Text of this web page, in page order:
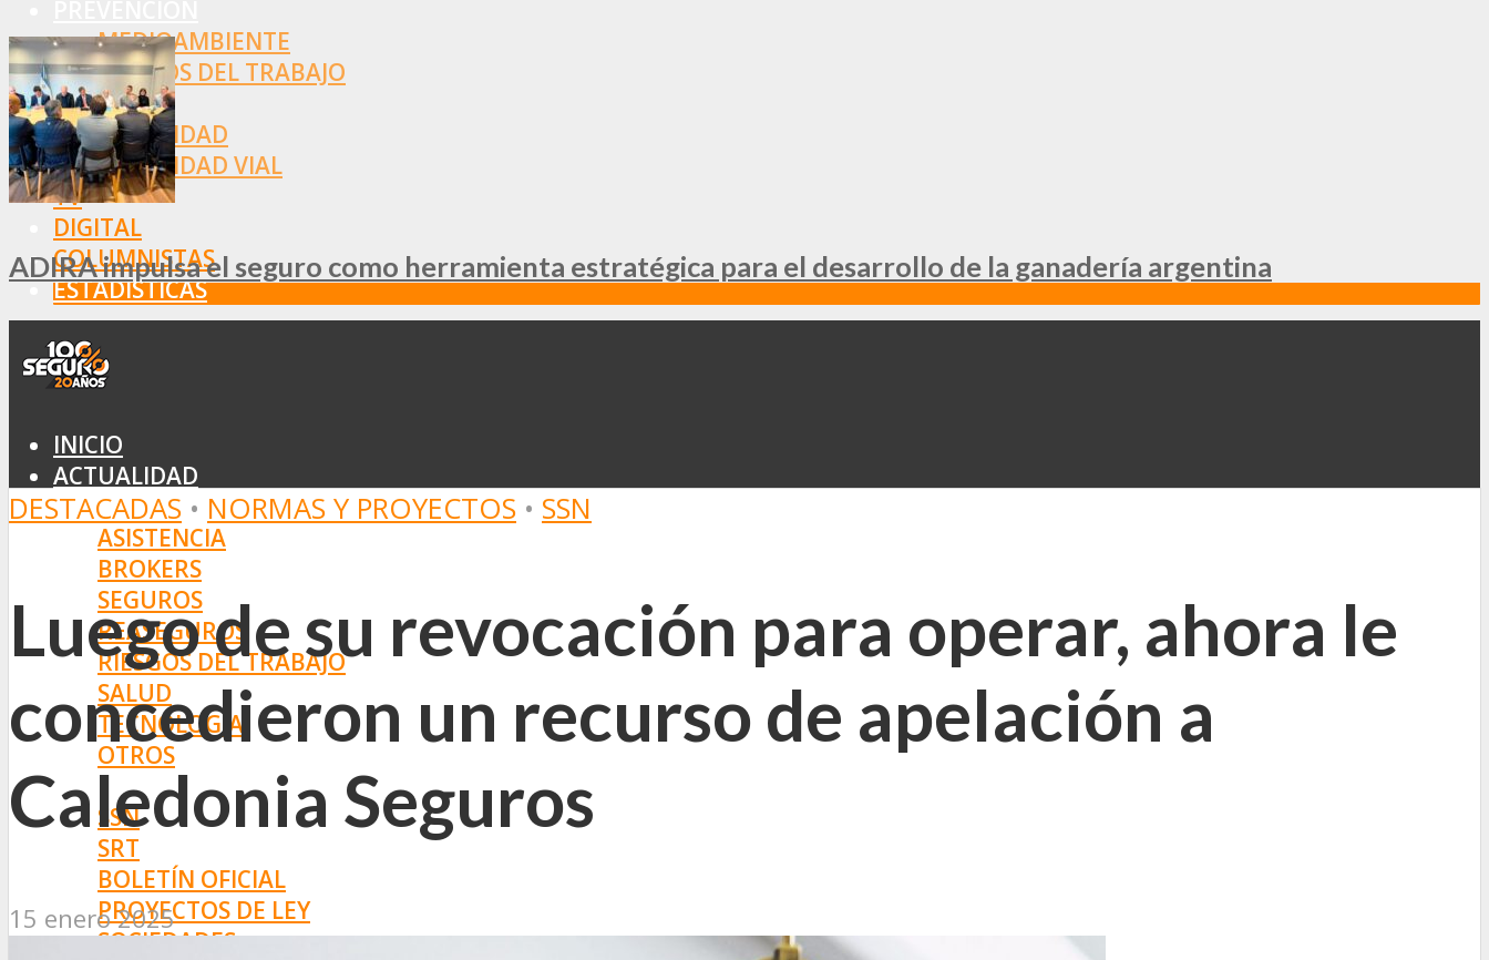
MEDIOAMBIENTE
RIESGOS DEL TRABAJO
SALUD
SEGURIDAD
SEGURIDAD VIAL
TV
DIGITAL
COLUMNISTAS
ESTADÍSTICAS
ADIRA impulsa el seguro como herramienta estratégica para el desarrollo de la ganadería argentina
INICIO
ACTUALIDAD
MERCADO
ASISTENCIA
BROKERS
SEGUROS
REASEGUROS
RIESGOS DEL TRABAJO
SALUD
TECNOLOGÍA
OTROS
NORMAS
SSN
SRT
BOLETÍN OFICIAL
PROYECTOS DE LEY
SOCIEDADES
DESTACADAS • NORMAS Y PROYECTOS • SSN
Luego de su revocación para operar, ahora le
concedieron un recurso de apelación a
Caledonia Seguros
15 enero 2025